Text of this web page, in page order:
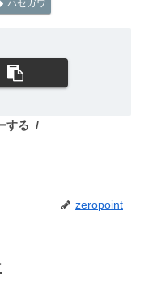
ハセガワ
する
zeropoint